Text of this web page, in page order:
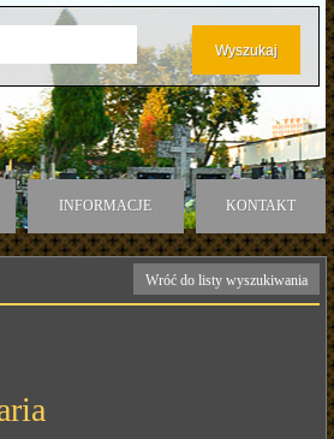
INFORMACJE KONTAKT
Wróć do listy wyszukiwania